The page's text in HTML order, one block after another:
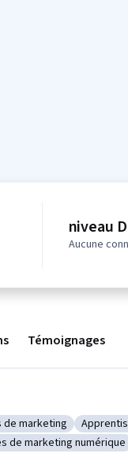
niveau
Aucune
Témoignages
: Stratégies de
marketing
Campagnes de
de marketing numérique